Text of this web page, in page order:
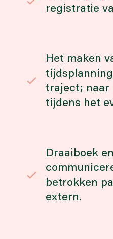
registratie
Het maken
traject; naar
tijdens het
Draaiboek
betrokken
extern.